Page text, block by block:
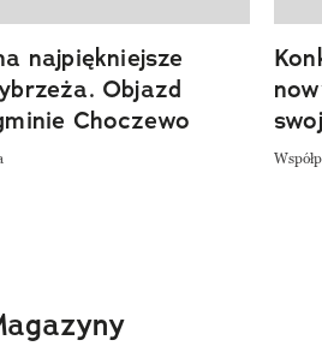
najpiękniejsze
Objazd
Choczewo